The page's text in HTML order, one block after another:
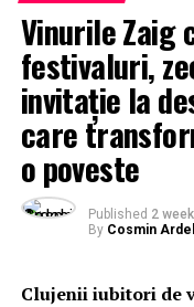
Vinurile Zaig
festivaluri,
invitație la
care
o poveste
Published 2
By Cosmin
Clujenii iubitori de